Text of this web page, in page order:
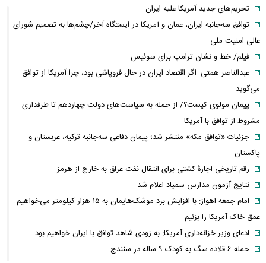
تحریم‌های جدید آمریکا علیه ایران
توافق سه‌جانبه ایران، عمان و آمریکا در ایستگاه آخر/چشم‌ها به تصمیم شورای
عالی امنیت ملی
فیلم/ خط و نشان ترامپ برای سوئیس
عبدالناصر همتی: اگر اقتصاد ایران در حال فروپاشی بود، چرا آمریکا از توافق
می‌گوید
پیمان مولوی کیست؟/ از حمله به سیاست‌های دولت چهاردهم تا طرفداری
مشروط از توافق با آمریکا
جزئیات «توافق مکه» منتشر شد؛ پیمان دفاعی سه‌جانبه ترکیه، عربستان و
پاکستان
رقم تاریخی اجارۀ کشتی برای انتقال نفت عراق به خارج از هرمز
نتایج آزمون مدارس سمپاد اعلام شد
امام‌ جمعه اهواز: با افزایش برد موشک‌هایمان به ۱۵ هزار کیلومتر می‌خواهیم
عمق خاک آمریکا را بزنیم
ادعای وزیر خزانه‌داری آمریکا: به زودی شاهد توافق با ایران خواهیم بود
حمله ۶ قلاده سگ به کودک ۹ ساله در سنندج